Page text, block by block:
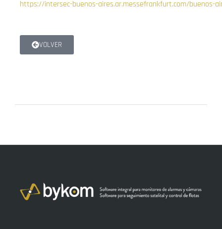
https://intersec-buenos-aires.ar.messefrankfurt.com/buenos-
VOLVER